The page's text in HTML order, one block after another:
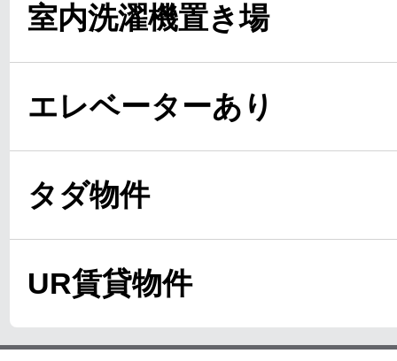
室内洗濯機置き場
エレベーターあり
タダ物件
UR賃貸物件